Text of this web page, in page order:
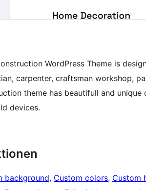
WordPress Theme is
carpenter, craftsman workshop,
theme has beautifull and
devices.
background, Custom colors, Custom